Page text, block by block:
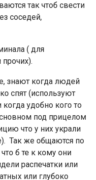
так чтоб свести
соседей,
( для
знают когда людей
спят (используют
когда удобно кого то
под прицелом
что у них украли
Так же общаются по
б те к кому они
распечатки или
или глубоко